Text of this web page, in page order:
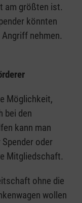
am größten ist.
könnten
nehmen.
Möglichkeit,
bei den
kann man
oder
Mitgliedschaft.
ohne die
wollen